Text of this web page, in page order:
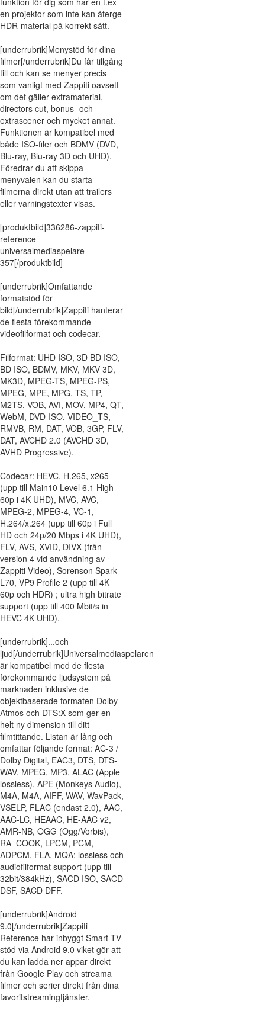
en projektor som inte kan återge
HDR-material på korrekt sätt.
[underrubrik]Menystöd för dina
filmer[/underrubrik]Du får tillgång
till och kan se menyer precis
som vanligt med Zappiti oavsett
om det gäller extramaterial,
directors cut, bonus- och
extrascener och mycket annat.
Funktionen är kompatibel med
både ISO-filer och BDMV (DVD,
Blu-ray, Blu-ray 3D och UHD).
Föredrar du att skippa
menyvalen kan du starta
filmerna direkt utan att trailers
eller varningstexter visas.
[produktbild]336286-zappiti-
reference-
universalmediaspelare-
357[/produktbild]
[underrubrik]Omfattande
formatstöd för
bild[/underrubrik]Zappiti hanterar
de flesta förekommande
videofilformat och codecar.
Filformat: UHD ISO, 3D BD ISO,
BD ISO, BDMV, MKV, MKV 3D,
MK3D, MPEG-TS, MPEG-PS,
MPEG, MPE, MPG, TS, TP,
M2TS, VOB, AVI, MOV, MP4, QT,
WebM, DVD-ISO, VIDEO_TS,
RMVB, RM, DAT, VOB, 3GP, FLV,
DAT, AVCHD 2.0 (AVCHD 3D,
AVHD Progressive).
Codecar: HEVC, H.265, x265
(upp till Main10 Level 6.1 High
60p i 4K UHD), MVC, AVC,
MPEG-2, MPEG-4, VC-1,
H.264/x.264 (upp till 60p i Full
HD och 24p/20 Mbps i 4K UHD),
FLV, AVS, XVID, DIVX (från
version 4 vid användning av
Zappiti Video), Sorenson Spark
L70, VP9 Profile 2 (upp till 4K
60p och HDR) ; ultra high bitrate
support (upp till 400 Mbit/s in
HEVC 4K UHD).
[underrubrik]...och
ljud[/underrubrik]Universalmediaspelaren
är kompatibel med de flesta
förekommande ljudsystem på
marknaden inklusive de
objektbaserade formaten Dolby
Atmos och DTS:X som ger en
helt ny dimension till ditt
filmtittande. Listan är lång och
omfattar följande format: AC-3 /
Dolby Digital, EAC3, DTS, DTS-
WAV, MPEG, MP3, ALAC (Apple
lossless), APE (Monkeys Audio),
M4A, M4A, AIFF, WAV, WavPack,
VSELP, FLAC (endast 2.0), AAC,
AAC-LC, HEAAC, HE-AAC v2,
AMR-NB, OGG (Ogg/Vorbis),
RA_COOK, LPCM, PCM,
ADPCM, FLA, MQA; lossless och
audiofilformat support (upp till
32bit/384kHz), SACD ISO, SACD
DSF, SACD DFF.
[underrubrik]Android
9.0[/underrubrik]Zappiti
Reference har inbyggt Smart-TV
stöd via Android 9.0 viket gör att
du kan ladda ner appar direkt
från Google Play och streama
filmer och serier direkt från dina
favoritstreamingtjänster.